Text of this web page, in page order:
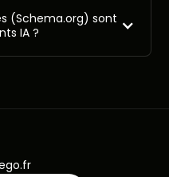
(Schema.org) sont
IA ?